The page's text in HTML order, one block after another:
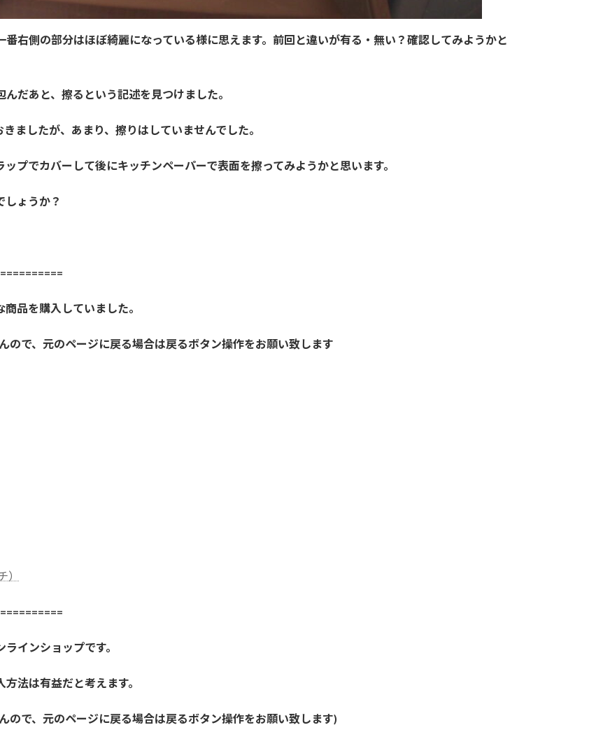
番右側の部分はほぼ綺麗になっている様に思えます。前回と違いが有る・無い？確認してみようかと
だあと、擦るという記述を見つけました。
ましたが、あまり、擦りはしていませんでした。
プでカバーして後にキッチンペーパーで表面を擦ってみようかと思います。
しょうか？
品を購入していました。
ので、元のページに戻る場合は戻るボタン操作をお願い致します
インショップです。
法は有益だと考えます。
ので、元のページに戻る場合は戻るボタン操作をお願い致します)